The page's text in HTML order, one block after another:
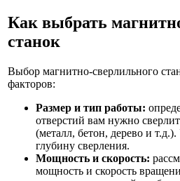
Как выбрать
станок
Выбор магнитно-сверлильного
факторов:
Размер и тип работы:
отверстий вам нужно
(металл, бетон, дерево и
глубину сверления.
Мощность и скорость:
мощность и скорость